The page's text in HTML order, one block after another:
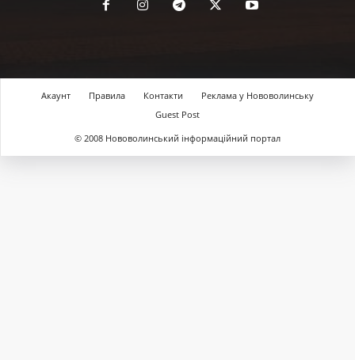
Акаунт Правила Контакти
Реклама у Нововолинську
Guest Post
© 2008 Нововолинський інформаційний портал